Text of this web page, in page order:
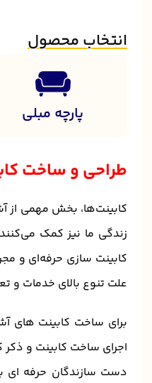
انتخاب محصول
پارچه مبلی
طراحی و ساخت
کابینت‌ها، بخش مهمی از
زندگی ما نیز کمک
کابینت سازی حرفه‌ای و
علت تنوع بالای خدمات و
برای ساخت کابینت های
اجرای ساخت کابینت و
دست سازندگان حرفه ای